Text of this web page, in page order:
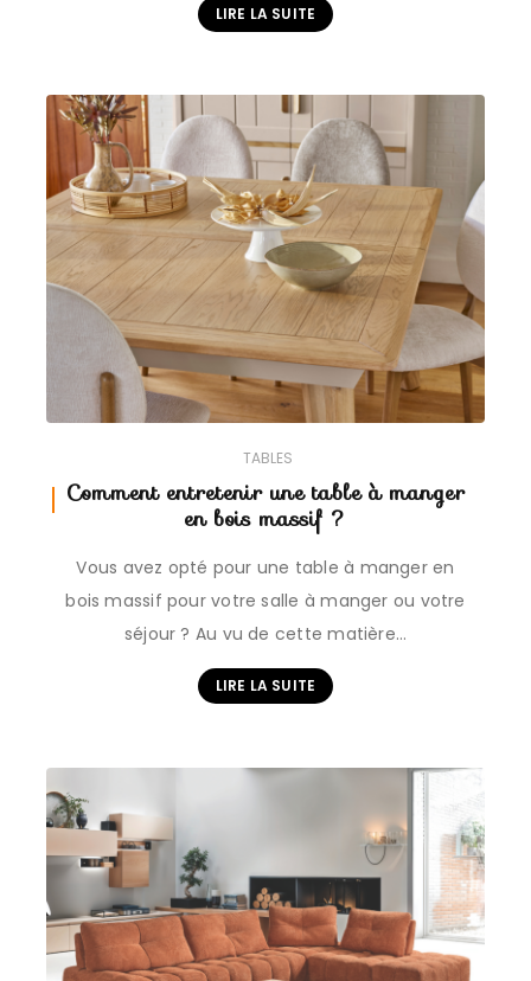
LIRE LA SUITE
TABLES
Comment entretenir une table à manger
en bois massif ?
Vous avez opté pour une table à manger en
bois massif pour votre salle à manger ou votre
séjour ? Au vu de cette matière…
LIRE LA SUITE